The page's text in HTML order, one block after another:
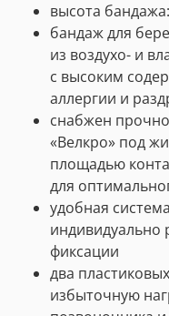
высота
бандаж для
из воздухо- и
с высоким
аллергии и
снабжен
«Велкро» под
площадью
для
удобная
индивидуально
фиксации
два
избыточную